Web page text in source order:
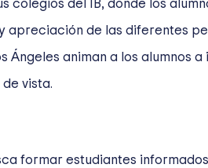
colegios del IB, donde los
apreciación de las diferentes
Ángeles animan a los
vista.
formar estudiantes